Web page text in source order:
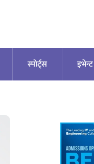
स्पोर्ट्स इभेन्ट